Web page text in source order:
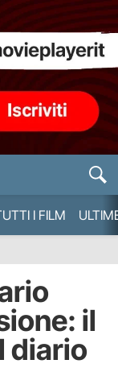
I FILM
il
diario